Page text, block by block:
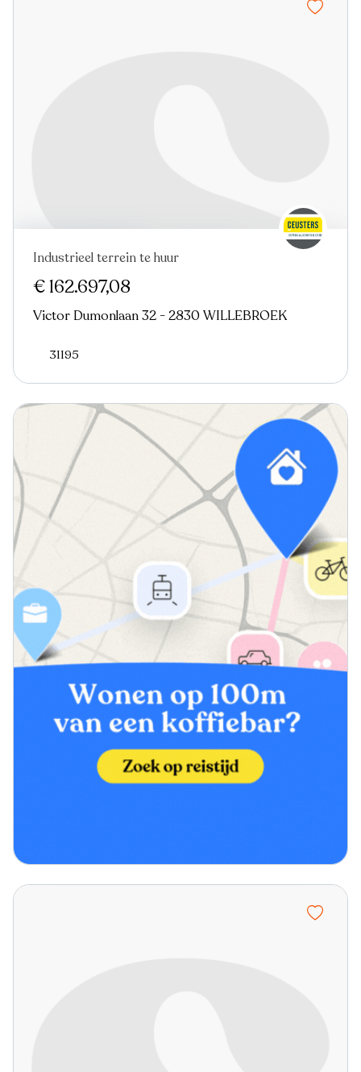
Industrieel terrein te huur
€ 162.697,08
Victor Dumonlaan 32 - 2830 WILLEBROEK
31195